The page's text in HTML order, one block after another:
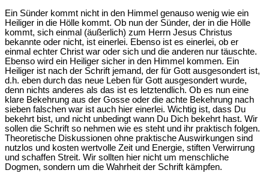
Ein Sünder kommt nicht in den Himmel genauso wenig wie ein
Heiliger in die Hölle kommt. Ob nun der Sünder, der in die Hölle
kommt, sich einmal (äußerlich) zum Herrn Jesus Christus
bekannte oder nicht, ist einerlei. Ebenso ist es einerlei, ob er
einmal echter Christ war oder sich und die anderen nur täuschte.
Ebenso wird ein Heiliger sicher in den Himmel kommen. Ein
Heiliger ist nach der Schrift jemand, der für Gott ausgesondert ist,
d.h. eben durch das neue Leben für Gott ausgesondert wurde,
denn nichts anderes als das ist es letztendlich. Ob es nun eine
klare Bekehrung aus der Gosse oder die achte Bekehrung nach
sieben falschen war ist auch hier einerlei. Wichtig ist, dass Du
bekehrt bist, und nicht unbedingt wann Du Dich bekehrt hast. Wir
sollen die Schrift so nehmen wie es steht und ihr praktisch folgen.
Theoretische Diskussionen ohne praktische Auswirkungen sind
nutzlos und kosten wertvolle Zeit und Energie, stiften Verwirrung
und schaffen Streit. Wir sollten hier nicht um menschliche
Dogmen, sondern um die Wahrheit der Schrift kämpfen.